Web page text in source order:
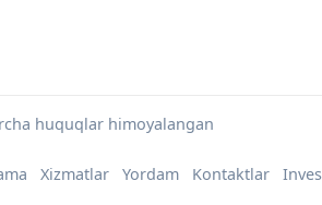
huquqlar himoyalangan
Xizmatlar Yordam Kontaktlar